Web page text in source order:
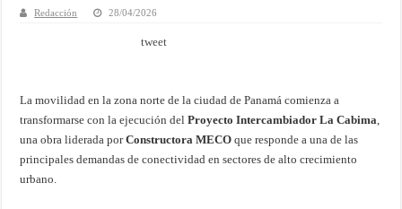
Redacción 28/04/2026
tweet
La movilidad en la zona norte de la ciudad de Panamá comienza a
transformarse con la ejecución delProyecto Intercambiador La Cabima,
una obra liderada porConstructora MECO que responde a una de las
principales demandas de conectividad en sectores de alto crecimiento
urbano.